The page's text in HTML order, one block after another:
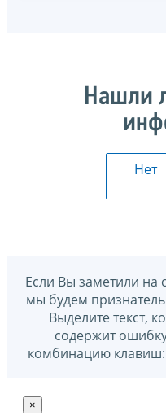
Нашли
Нет
Если Вы заметили на
мы будем
Выделите текст,
содержит
комбинацию
×